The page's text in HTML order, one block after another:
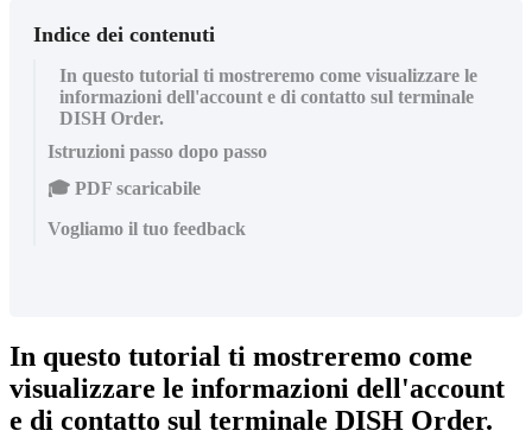
Indice dei contenuti
In questo tutorial ti mostreremo come visualizzare le
informazioni dell'account e di contatto sul terminale
DISH Order.
Istruzioni passo dopo passo
🎓 PDF scaricabile
Vogliamo il tuo feedback
In questo tutorial ti mostreremo come
visualizzare le informazioni dell'account
e di contatto sul terminale DISH Order.